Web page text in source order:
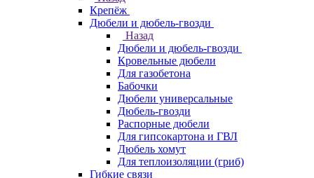
Крепёж
Дюбели и дюбель-гвозди
Назад
Дюбели и дюбель-гвозди
Кровельные дюбели
Для газобетона
Бабочки
Дюбели универсальные
Дюбель-гвозди
Распорные дюбели
Для гипсокартона и ГВЛ
Дюбель хомут
Для теплоизоляции (гриб)
Гибкие связи